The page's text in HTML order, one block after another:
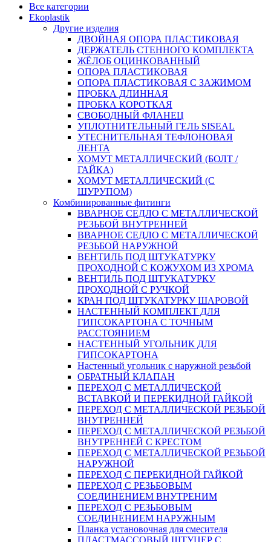
Все категории
Ekoplastik
Другие изделия
ДВОЙНАЯ ОПОРА ПЛАСТИКОВАЯ
ДЕРЖАТЕЛЬ СТЕННОГО КОМПЛЕКТА
ЖЁЛОБ ОЦИНКОВАННЫЙ
ОПОРА ПЛАСТИКОВАЯ
ОПОРА ПЛАСТИКОВАЯ С ЗАЖИМОМ
ПРОБКА ДЛИННАЯ
ПРОБКА КОРОТКАЯ
СВОБОДНЫЙ ФЛАНЕЦ
УПЛОТНИТЕЛЬНЫЙ ГЕЛЬ SISEAL
УТЕСНИТЕЛЬНАЯ ТЕФЛОНОВАЯ
ЛЕНТА
ХОМУТ МЕТАЛЛИЧЕСКИЙ (БОЛТ /
ГАЙКА)
ХОМУТ МЕТАЛЛИЧЕСКИЙ (С
ШУРУПОМ)
Комбинированные фитинги
ВВАРНОЕ СЕДЛО С МЕТАЛЛИЧЕСКОЙ
РЕЗЬБОЙ ВНУТРЕННЕЙ
ВВАРНОЕ СЕДЛО С МЕТАЛЛИЧЕСКОЙ
РЕЗЬБОЙ НАРУЖНОЙ
ВЕНТИЛЬ ПОД ШТУКАТУРКУ
ПРОХОДНОЙ С КОЖУХОМ ИЗ ХРОМА
ВЕНТИЛЬ ПОД ШТУКАТУРКУ
ПРОХОДНОЙ С РУЧКОЙ
КРАН ПОД ШТУКАТУРКУ ШАРОВОЙ
НАСТЕННЫЙ КОМПЛЕКТ ДЛЯ
ГИПСОКАРТОНA С ТОЧНЫМ
РАССТОЯНИЕМ
НАСТЕННЫЙ УГОЛЬНИК ДЛЯ
ГИПСОКАРТОНА
Настенный угольник с наружной резьбой
ОБРАТНЫЙ КЛАПАН
ПЕРЕХОД С МЕТАЛЛИЧЕСКОЙ
ВСТАВКОЙ И ПЕРЕКИДНОЙ ГАЙКОЙ
ПЕРЕХОД С МЕТАЛЛИЧЕСКОЙ РЕЗЬБОЙ
ВНУТРЕННЕЙ
ПЕРЕХОД С МЕТАЛЛИЧЕСКОЙ РЕЗЬБОЙ
ВНУТРЕННЕЙ С КРЕСТОМ
ПЕРЕХОД С МЕТАЛЛИЧЕСКОЙ РЕЗЬБОЙ
НАРУЖНОЙ
ПЕРЕХОД С ПЕРЕКИДНОЙ ГАЙКОЙ
ПЕРЕХОД С РЕЗЬБОВЫМ
СОЕДИНЕНИЕМ ВНУТРЕНИМ
ПЕРЕХОД С РЕЗЬБОВЫМ
СОЕДИНЕНИЕМ НАРУЖНЫМ
Планка установочная для смесителя
ПЛАСТМАССОВЫЙ ШТУЦЕР С